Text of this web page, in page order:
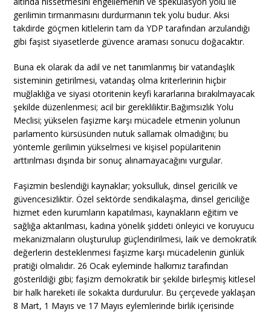
gerilimin tırmanmasını durdurmanın tek yolu budur. Aksi
takdirde göçmen kitlelerin tam da YDP tarafından arzulandığı
gibi faşist siyasetlerde güvence araması sonucu doğacaktır.
Buna ek olarak da adil ve net tanımlanmış bir vatandaşlık
sisteminin getirilmesi, vatandaş olma kriterlerinin hiçbir
muğlaklığa ve siyasi otoritenin keyfi kararlarına bırakılmayacak
şekilde düzenlenmesi; acil bir gerekliliktir.Bağımsızlık Yolu
Meclisi; yükselen faşizme karşı mücadele etmenin yolunun
parlamento kürsüsünden nutuk sallamak olmadığını; bu
yöntemle gerilimin yükselmesi ve kişisel popülaritenin
arttırılması dışında bir sonuç alınamayacağını vurgular.
Faşizmin beslendiği kaynaklar; yoksulluk, dinsel gericilik ve
güvencesizliktir. Özel sektörde sendikalaşma, dinsel gericiliğe
hizmet eden kurumların kapatılması, kaynakların eğitim ve
sağlığa aktarılması, kadına yönelik şiddeti önleyici ve koruyucu
mekanizmaların oluşturulup güçlendirilmesi, laik ve demokratik
değerlerin desteklenmesi faşizme karşı mücadelenin günlük
pratiği olmalıdır. 26 Ocak eyleminde halkımız tarafından
gösterildiği gibi; faşizm demokratik bir şekilde birleşmiş kitlesel
bir halk hareketi ile sokakta durdurulur. Bu çerçevede yaklaşan
8 Mart, 1 Mayıs ve 17 Mayıs eylemlerinde birlik içerisinde